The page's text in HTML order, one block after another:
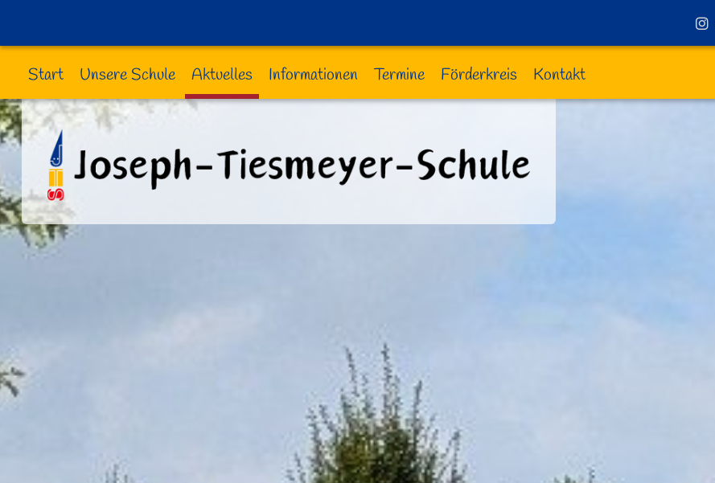
Start Unsere Schule Aktuelles Informationen Termine Förderkreis Kontakt